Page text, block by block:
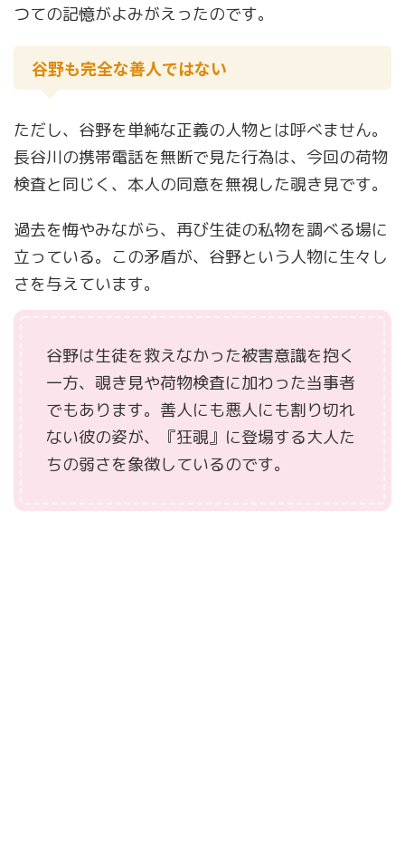
つての記憶がよみがえったのです。
谷野も完全な善人ではない
ただし、谷野を単純な正義の人物とは呼べません。
長谷川の携帯電話を無断で見た行為は、今回の荷物
検査と同じく、本人の同意を無視した覗き見です。
過去を悔やみながら、再び生徒の私物を調べる場に
立っている。この矛盾が、谷野という人物に生々し
さを与えています。
谷野は生徒を救えなかった被害意識を抱く
一方、覗き見や荷物検査に加わった当事者
でもあります。善人にも悪人にも割り切れ
ない彼の姿が、『狂覗』に登場する大人た
ちの弱さを象徴しているのです。